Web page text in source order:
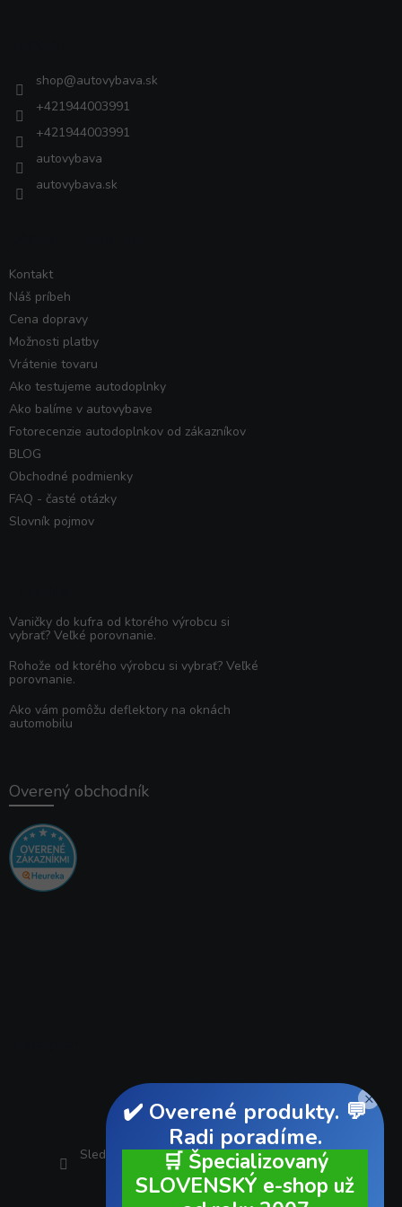
shop@autovybava.sk
+421944003991
+421944003991
autovybava
autovybava.sk
Kontakt
Náš príbeh
Cena dopravy
Možnosti platby
Vrátenie tovaru
Ako testujeme autodoplnky
Ako balíme v autovybave
Fotorecenzie autodoplnkov od zákazníkov
BLOG
Obchodné podmienky
FAQ - časté otázky
Slovník pojmov
Vaničky do kufra od ktorého výrobcu si
vybrať? Veľké porovnanie.
Rohože od ktorého výrobcu si vybrať? Veľké
porovnanie.
Ako vám pomôžu deflektory na oknách
automobilu
Overený obchodník
Sledovať na Instagrame
×
✔️ Overené produkty. 💬
Radi poradíme.
🛒 Špecializovaný
SLOVENSKÝ e-shop už